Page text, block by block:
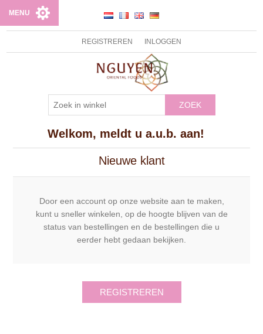
REGISTREREN INLOGGEN
ZOEK
MENU
Welkom, meldt u a.u.b. aan!
Nieuwe klant
Door een account op onze website aan te maken,
kunt u sneller winkelen, op de hoogte blijven van de
status van bestellingen en de bestellingen die u
eerder hebt gedaan bekijken.
REGISTREREN